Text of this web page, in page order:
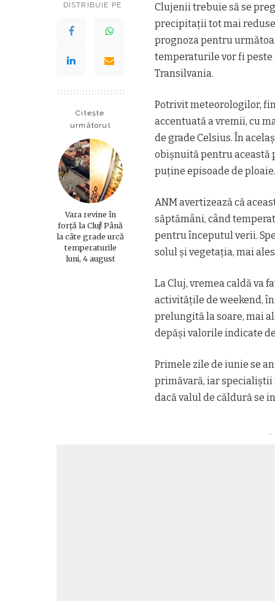
DISTRIBUIE PE
Citește
următorul
Vara revine în
forță la Cluj! Până
la câte grade urcă
temperaturile
luni, 4 august
Clujenii trebuie să se
precipitații tot mai
prognoza pentru
temperaturile vor fi
Transilvania.
Potrivit meteorologilor,
accentuată a vremii, cu
de grade Celsius. În
obișnuită pentru această
puține episoade de ploaie.
ANM avertizează că
săptămâni, când
pentru începutul verii.
solul și vegetația, mai
La Cluj, vremea caldă va
activitățile de weekend,
prelungită la soare, mai
depăși valorile indicate
Primele zile de iunie se
primăvară, iar specialiștii
dacă valul de căldură se
–